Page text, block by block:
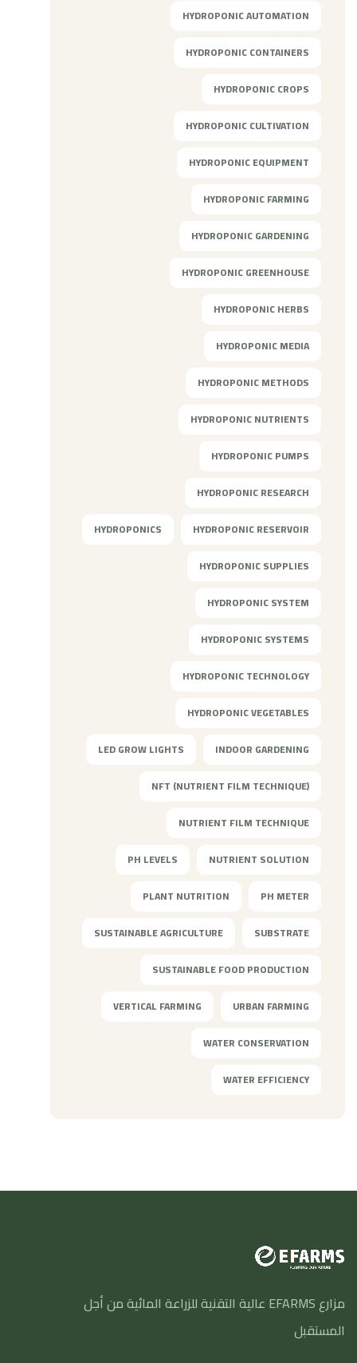
HYDROPONIC AUTOMATION
HYDROPONIC CONTAINERS
HYDROPONIC CROPS
HYDROPONIC CULTIVATION
HYDROPONIC EQUIPMENT
HYDROPONIC FARMING
HYDROPONIC GARDENING
HYDROPONIC GREENHOUSE
HYDROPONIC HERBS
HYDROPONIC MEDIA
HYDROPONIC METHODS
HYDROPONIC NUTRIENTS
HYDROPONIC PUMPS
HYDROPONIC RESEARCH
HYDROPONIC RESERVOIR
HYDROPONICS
HYDROPONIC SUPPLIES
HYDROPONIC SYSTEM
HYDROPONIC SYSTEMS
HYDROPONIC TECHNOLOGY
HYDROPONIC VEGETABLES
INDOOR GARDENING
LED GROW LIGHTS
NFT (NUTRIENT FILM TECHNIQUE)
NUTRIENT FILM TECHNIQUE
NUTRIENT SOLUTION
PH LEVELS
PH METER
PLANT NUTRITION
SUBSTRATE
SUSTAINABLE AGRICULTURE
SUSTAINABLE FOOD PRODUCTION
URBAN FARMING
VERTICAL FARMING
WATER CONSERVATION
WATER EFFICIENCY
مزارع EFARMS عالية التقنية للزراعة المائية من أجل
المستقبل